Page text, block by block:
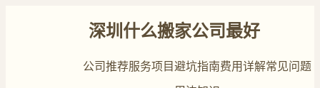
深圳什么搬家公司最好
公司推荐服务项目避坑指南费用详解常见问题